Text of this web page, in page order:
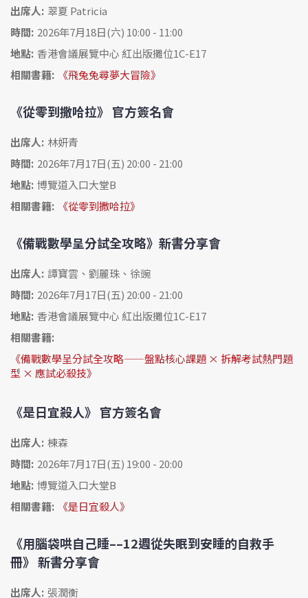
出席人: 翠夏 Patricia
時間: 2026年7月18日(六) 10:00 - 11:00
地點: 香港會議展覽中心 紅出版攤位1C-E17
相關書籍:
《飛兔兔尋夢大冒險》
《從零到撒哈拉》 官方簽名會
出席人: 林妍青
時間: 2026年7月17日(五) 20:00 - 21:00
地點: 博覽道入口大堂B
相關書籍:
《從零到撒哈拉》
《備戰數學呈分試全攻略》新書分享會
出席人: 譚寶雲、劉麗珠、徐豌
時間: 2026年7月17日(五) 20:00 - 21:00
地點: 香港會議展覽中心 紅出版攤位1C-E17
相關書籍:
《備戰數學呈分試全攻略——盤點核心課題 × 拆解考試熱門題
型 × 應試必殺技》
《是日宜殺人》 官方簽名會
出席人: 棟森
時間: 2026年7月17日(五) 19:00 - 20:00
地點: 博覽道入口大堂B
相關書籍:
《是日宜殺人》
《用腦袋哄自己睡––12週從失眠到安睡的自救手
冊》 新書分享會
出席人: 張潤衡